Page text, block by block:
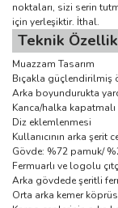
noktaları, sizi serin
için yerleşiktir. İthal.
Teknik
Muazzam Tasarım
Bıçakla güçlendirilmiş
Arka boyundurukta
Kanca/halka
Diz eklemlenmesi
Kullanıcının arka
Gövde: %72 pamuk/
Fermuarlı ve logolu
Arka gövdede şeritli
Orta arka kemer